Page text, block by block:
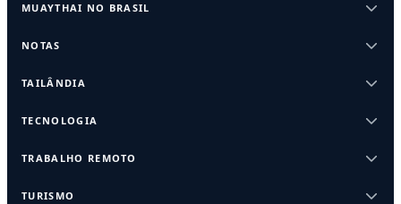
MUAYTHAI NO BRASIL
NOTAS
TAILÂNDIA
TECNOLOGIA
TRABALHO REMOTO
TURISMO